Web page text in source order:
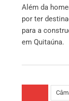
Além da
por ter
para a
em Quitaúna.